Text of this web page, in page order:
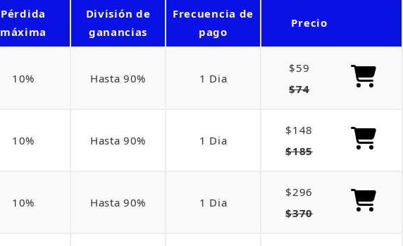
Pérdida
máxima
División de
ganancias
Frecuencia de
pago
Precio
10% Hasta 90% 1 Dia
$59
$74
10% Hasta 90% 1 Dia
$148
$185
10% Hasta 90% 1 Dia
$296
$370